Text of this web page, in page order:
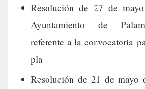
Resolución de 27 de
Ayuntamiento de
referente a la convocatoria
pla
Resolución de 21 de mayo